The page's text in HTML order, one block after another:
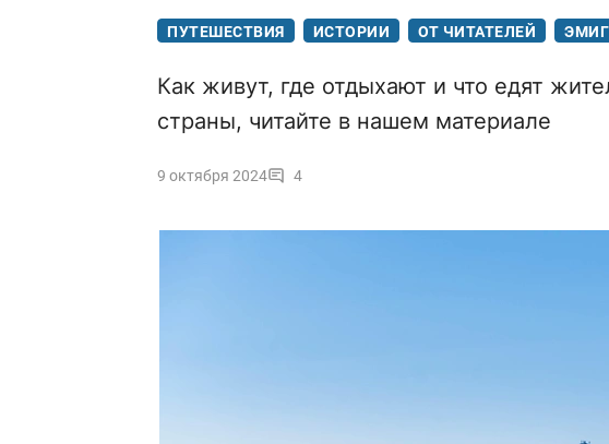
ПУТЕШЕСТВИЯ ИСТОРИИ ОТ ЧИТАТЕЛЕЙ
Как живут, где отдыхают и что едят
страны, читайте в нашем материале
9 октября 2024 4